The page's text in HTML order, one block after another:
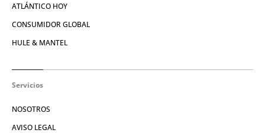
ATLÁNTICO HOY
CONSUMIDOR GLOBAL
HULE & MANTEL
Servicios
NOSOTROS
AVISO LEGAL